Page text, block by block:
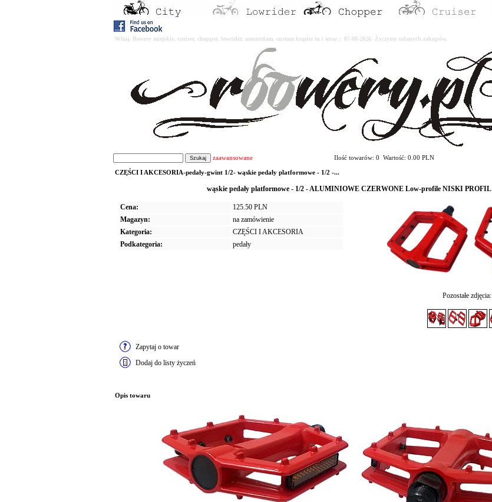
Witaj. Rowery miejskie, cruiser, chopper, lowrider, amsterdam, custom kupisz tu i teraz : 07-08-2026. Życzymy udanych zakupów.
zaawansowane Ilość towarów: 0 Wartość: 0.00 PLN
CZĘŚCI I AKCESORIA-pedały-gwint 1/2- wąskie pedały platformowe - 1/2 -...
wąskie pedały platformowe - 1/2 - ALUMINIOWE CZERWONE Low-profile NISKI PROFIL
Cena:
125.50 PLN
Magazyn:
na zamówienie
Kategoria:
CZĘŚCI I AKCESORIA
Podkategoria:
pedały
Pozostałe zdjęcia:
Zapytaj o towar
Dodaj do listy życzeń
Opis towaru